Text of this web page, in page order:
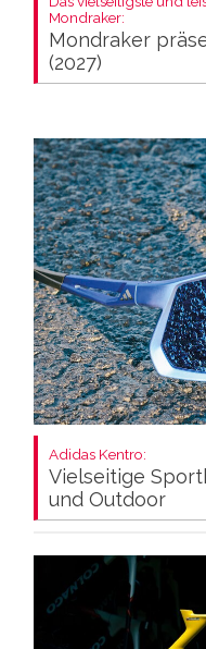
Mondraker:
Mondraker
(2027)
Adidas Kentro:
Vielseitige
und Outdoor